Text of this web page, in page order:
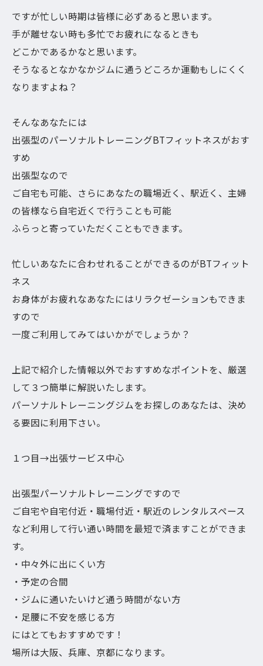
ですが忙しい時期は皆様に必ずあると思います。
手が離せない時も多忙でお疲れになるときも
どこかであるかなと思います。
そうなるとなかなかジムに通うどころか運動もしにくく
なりますよね？
そんなあなたには
出張型のパーソナルトレーニングBTフィットネスがおす
すめ
出張型なので
ご自宅も可能、さらにあなたの職場近く、駅近く、主婦
の皆様なら自宅近くで行うことも可能
ふらっと寄っていただくこともできます。
忙しいあなたに合わせれることができるのがBTフィット
ネス
お身体がお疲れなあなたにはリラクゼーションもできま
すので
一度ご利用してみてはいかがでしょうか？
上記で紹介した情報以外でおすすめなポイントを、厳選
して３つ簡単に解説いたします。
パーソナルトレーニングジムをお探しのあなたは、決め
る要因に利用下さい。
１つ目→出張サービス中心
出張型パーソナルトレーニングですので
ご自宅や自宅付近・職場付近・駅近のレンタルスペース
など利用して行い通い時間を最短で済ますことができま
す。
・中々外に出にくい方
・予定の合間
・ジムに通いたいけど通う時間がない方
・足腰に不安を感じる方
にはとてもおすすめです！
場所は大阪、兵庫、京都になります。